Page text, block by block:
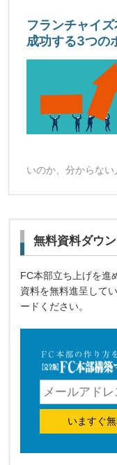
無料資料ダウ
FC本部立ち上げを進
資料を無料進呈して
ードください。
いますぐ